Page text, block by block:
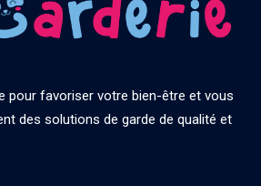
pour favoriser votre bien-être et vous
des solutions de garde de qualité et